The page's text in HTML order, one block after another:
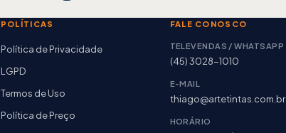
POLÍTICAS
Política de Privacidade
LGPD
Termos de Uso
Política de Preço
FALE CONOSCO
TELEVENDAS / WHATSAPP
(45) 3028-1010
E-MAIL
thiago@artetintas.com.br
HORÁRIO